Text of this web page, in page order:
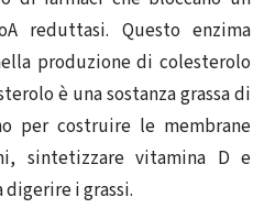
reduttasi. Questo enzima
produzione di colesterolo
è una sostanza grassa di
per costruire le membrane
sintetizzare vitamina D e
digerire i grassi.